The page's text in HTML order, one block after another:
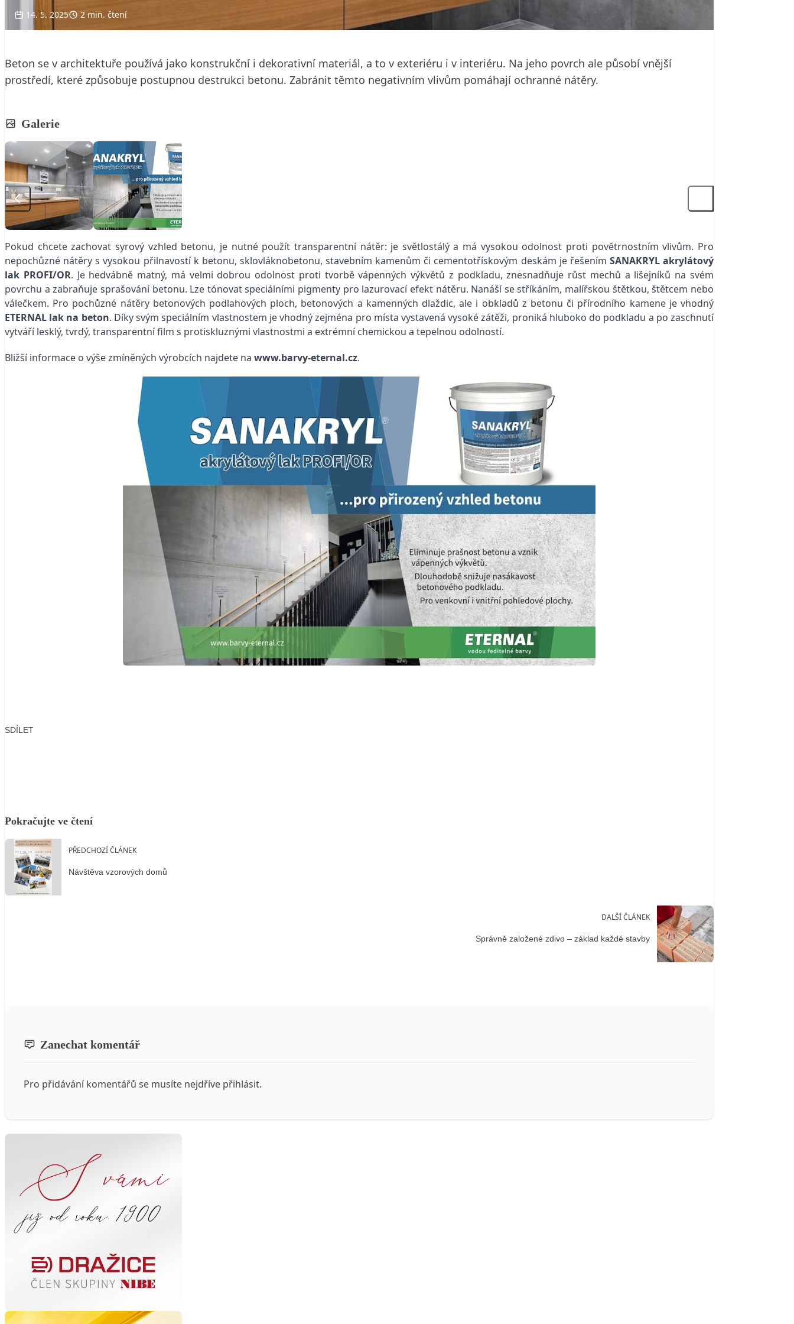
14. 5. 2025 2 min. čtení
Beton se v architektuře používá jako konstrukční i dekorativní materiál, a to v exteriéru i v interiéru. Na jeho povrch ale působí vnější
prostředí, které způsobuje postupnou destrukci betonu. Zabránit těmto negativním vlivům pomáhají ochranné nátěry.
Galerie
Pokud chcete zachovat syrový vzhled betonu, je nutné použít transparentní nátěr: je světlostálý a má vysokou odolnost proti povětrnostním vlivům. Pro
nepochůzné nátěry s vysokou přilnavostí k betonu, sklovláknobetonu, stavebním kamenům či cementotřískovým deskám je řešením SANAKRYL akrylátový
lak PROFI/OR. Je hedvábně matný, má velmi dobrou odolnost proti tvorbě vápenných výkvětů z podkladu, znesnadňuje růst mechů a lišejníků na svém
povrchu a zabraňuje sprašování betonu. Lze tónovat speciálními pigmenty pro lazurovací efekt nátěru. Nanáší se stříkáním, malířskou štětkou, štětcem nebo
válečkem. Pro pochůzné nátěry betonových podlahových ploch, betonových a kamenných dlaždic, ale i obkladů z betonu či přírodního kamene je vhodný
ETERNAL lak na beton. Díky svým speciálním vlastnostem je vhodný zejména pro místa vystavená vysoké zátěži, proniká hluboko do podkladu a po zaschnutí
vytváří lesklý, tvrdý, transparentní film s protiskluznými vlastnostmi a extrémní chemickou a tepelnou odolností.
Bližší informace o výše zmíněných výrobcích najdete na www.barvy-eternal.cz.
SDÍLET
Pokračujte ve čtení
PŘEDCHOZÍ ČLÁNEK
Návštěva vzorových domů
DALŠÍ ČLÁNEK
Správně založené zdivo – základ každé stavby
Zanechat komentář
Pro přidávání komentářů se musíte nejdříve přihlásit.